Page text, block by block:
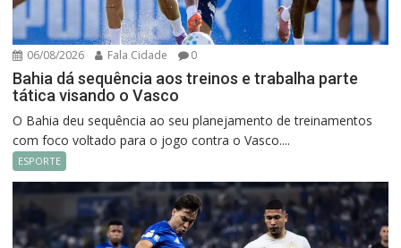
06/08/2026 Fala Cidade 0
Bahia dá sequência aos treinos e trabalha parte
tática visando o Vasco
O Bahia deu sequência ao seu planejamento de treinamentos
com foco voltado para o jogo contra o Vasco....
ESPORTE